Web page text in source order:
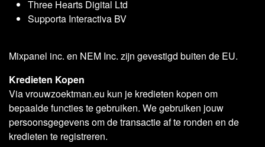
Three Hearts Digital Ltd
Supporta Interactiva BV
Mixpanel inc. en NEM Inc. zijn gevestigd buiten de EU.
Kredieten Kopen
Via vrouwzoektman.eu kun je kredieten kopen om
bepaalde functies te gebruiken. We gebruiken jouw
persoonsgegevens om de transactie af te ronden en de
kredieten te registreren.